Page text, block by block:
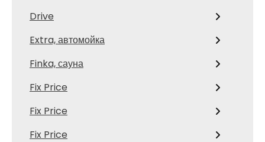
Drive
Extra, автомойка
Finka, сауна
Fix Price
Fix Price
Fix Price